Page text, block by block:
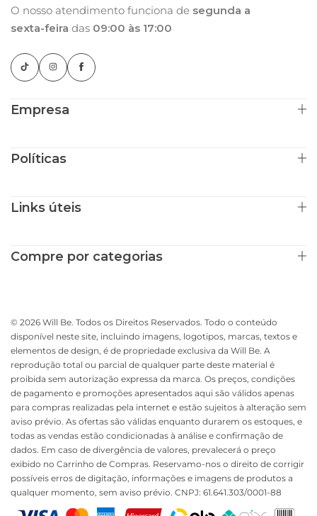
O nosso atendimento funciona de segunda a
sexta-feira das 09:00 às 17:00
Empresa
Políticas
Links úteis
Compre por categorias
© 2026 Will Be. Todos os Direitos Reservados. Todo o conteúdo
disponível neste site, incluindo imagens, logotipos, marcas, textos e
elementos de design, é de propriedade exclusiva da Will Be. A
reprodução total ou parcial de qualquer parte deste material é
proibida sem autorização expressa da marca. Os preços, condições
de pagamento e promoções apresentados aqui são válidos apenas
para compras realizadas pela internet e estão sujeitos à alteração sem
aviso prévio. As ofertas são válidas enquanto durarem os estoques, e
todas as vendas estão condicionadas à análise e confirmação de
dados. Em caso de divergência de valores, prevalecerá o preço
exibido no Carrinho de Compras. Reservamo-nos o direito de corrigir
possíveis erros de digitação, informações e imagens de produtos a
qualquer momento, sem aviso prévio. CNPJ: 61.641.303/0001-88